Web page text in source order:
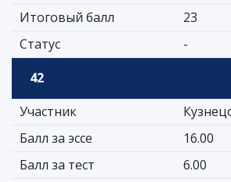
Итоговый балл
23
Статус
-
42
Участник
Балл за эссе
16.00
Балл за тест
6.00